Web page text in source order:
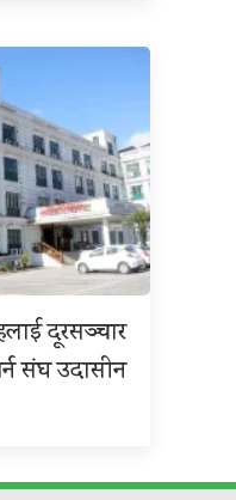
दूरसञ्चार
संघ उदासीन